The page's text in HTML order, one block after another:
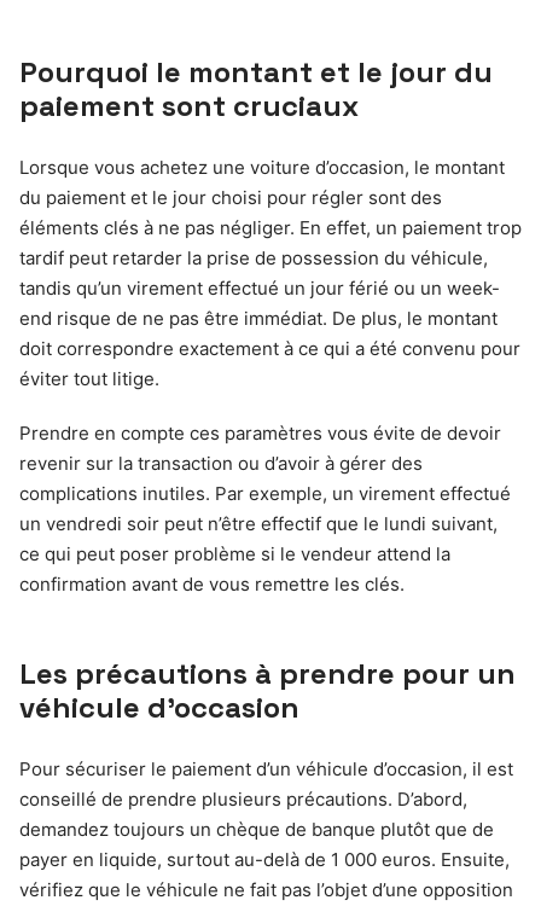
Pourquoi le montant et le jour du
paiement sont cruciaux
Lorsque vous achetez une voiture d’occasion, le montant
du paiement et le jour choisi pour régler sont des
éléments clés à ne pas négliger. En effet, un paiement trop
tardif peut retarder la prise de possession du véhicule,
tandis qu’un virement effectué un jour férié ou un week-
end risque de ne pas être immédiat. De plus, le montant
doit correspondre exactement à ce qui a été convenu pour
éviter tout litige.
Prendre en compte ces paramètres vous évite de devoir
revenir sur la transaction ou d’avoir à gérer des
complications inutiles. Par exemple, un virement effectué
un vendredi soir peut n’être effectif que le lundi suivant,
ce qui peut poser problème si le vendeur attend la
confirmation avant de vous remettre les clés.
Les précautions à prendre pour un
véhicule d’occasion
Pour sécuriser le paiement d’un véhicule d’occasion, il est
conseillé de prendre plusieurs précautions. D’abord,
demandez toujours un chèque de banque plutôt que de
payer en liquide, surtout au-delà de 1 000 euros. Ensuite,
vérifiez que le véhicule ne fait pas l’objet d’une opposition